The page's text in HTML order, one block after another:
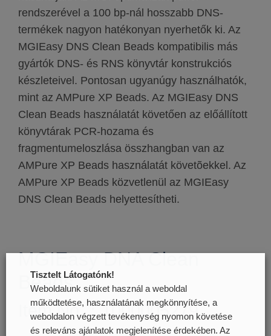
rendszerével a 100 bp-nál hosszabb DNS-
termékek nagyon hatékonyan nyerhetők ki. Az
MGIEasy DNS Clean Beads kompatibilis más
gyártók DNS- és RNS könyvtár konstrukciós
készleteivel. Pontosan ugyanúgy használhatók,
mint az AMPure XP Beads. Az MGIEasy DNS
Clean Beads használatát követően az előállított
könyvtárak PCR-hozama és
fragmentumeloszlása összhangban van az
AMPure XP Beads használatát követõekkel. Az
AMPure XP Beads közvetlenül az MGIEasy
DNS Clean Beads helyettesítheti.
MGIEasy DNA Clean
Beads
Item No.：1000005279
Tisztelt Látogatónk!
Weboldalunk sütiket használ a weboldal
működtetése, használatának megkönnyítése, a
weboldalon végzett tevékenység nyomon követése
és releváns ajánlatok megjelenítése érdekében. Az